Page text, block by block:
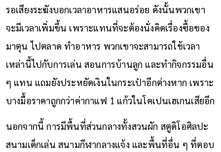
รอเสียงระฆังบอกเวลาอาหารแสนอร่อย ดังนั้นพวกเขา
จะมีเวลาเพิ่มขึ้น เพราะแทนที่จะต้องนั่งคิดเรื่องซื้อของ
มาตุน ไปตลาด ทำอาหาร พวกเขาจะสามารถใช้เวลา
เหล่านี้ไปกับการเล่น สอนการบ้านลูก และทำกิจกรรมอื่น
ๆ แทน แถมยังประหยัดเงินในกระเป๋าอีกต่างหาก เพราะ
บางมื้อราคาถูกกว่าค่ากาแฟ 1 แก้วในโคเปนเฮเกนเสียอีก
นอกจากนี้ การมีพื้นที่ส่วนกลางทั้งสวนผัก สตูดิโอศิลปะ
สนามเด็กเล่น สนามกีฬากลางแจ้ง และพื้นที่อื่น ๆ ที่ตอบ